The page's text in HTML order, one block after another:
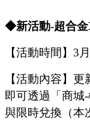
◆新活動-超合
【活動時間】 3月
【活動內容】
即可透過「商城
與限時兌換（本